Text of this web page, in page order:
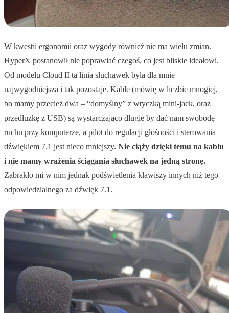
W kwestii ergonomii oraz wygody również nie ma wielu zmian.
HyperX postanowił nie poprawiać czegoś, co jest bliskie ideałowi.
Od modelu Cloud II ta linia słuchawek była dla mnie
najwygodniejsza i tak pozostaje. Kable (mówię w liczbie mnogiej,
bo mamy przecież dwa – “domyślny” z wtyczką mini-jack, oraz
przedłużkę z USB) są wystarczająco długie by dać nam swobodę
ruchu przy komputerze, a pilot do regulacji głośności i sterowania
dźwiękiem 7.1 jest nieco mniejszy. Nie ciąży dzięki temu na kablu
i nie mamy wrażenia ściągania słuchawek na jedną stronę.
Zabrakło mi w nim jednak podświetlenia klawiszy innych niż tego
odpowiedzialnego za dźwięk 7.1.